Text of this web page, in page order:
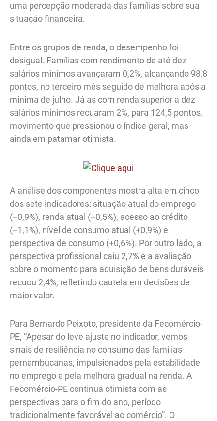
uma percepção moderada das famílias sobre sua
situação financeira.
Entre os grupos de renda, o desempenho foi
desigual. Famílias com rendimento de até dez
salários mínimos avançaram 0,2%, alcançando 98,8
pontos, no terceiro mês seguido de melhora após a
mínima de julho. Já as com renda superior a dez
salários mínimos recuaram 2%, para 124,5 pontos,
movimento que pressionou o índice geral, mas
ainda em patamar otimista.
A análise dos componentes mostra alta em cinco
dos sete indicadores: situação atual do emprego
(+0,9%), renda atual (+0,5%), acesso ao crédito
(+1,1%), nível de consumo atual (+0,9%) e
perspectiva de consumo (+0,6%). Por outro lado, a
perspectiva profissional caiu 2,7% e a avaliação
sobre o momento para aquisição de bens duráveis
recuou 2,4%, refletindo cautela em decisões de
maior valor.
Para Bernardo Peixoto, presidente da Fecomércio-
PE, “Apesar do leve ajuste no indicador, vemos
sinais de resiliência no consumo das famílias
pernambucanas, impulsionados pela estabilidade
no emprego e pela melhora gradual na renda. A
Fecomércio-PE continua otimista com as
perspectivas para o fim do ano, período
tradicionalmente favorável ao comércio”. O